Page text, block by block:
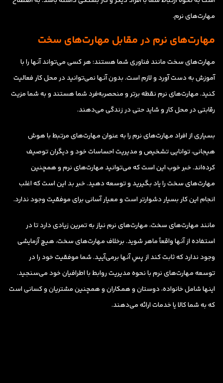
مهارت‌های نرم.
مهارت‌های نرم در مقابل مهارت‌های سخت
مهارت‌های سخت مانند فناوری شما هستند: هر کسی می‌تواند آنها را با
آموزش به دست آورد و لازم است. بدون آنها نمی‌توانید در محل کار فعالیت
کنید. مهارت‌های نرم نقطه برتر و منحصر‌به‌فرد شما هستند و به شما مزیت
رقابتی در محل کار و شاید حتی در زندگی می‌دهند.
بسیاری از افراد مهارت‌های نرم را به عنوان مهارت‌های مرتبط با هوش
هیجانی، توانایی تشخیص و مدیریت احساسات خود و دیگران توصیف
کرده‌اند. خبر خوب این است که می‌توانید مهارت‌های نرم و همچنین
مهارت‌های سخت را یاد بگیرید و توسعه دهید. خبر بد این است که اغلب
انجام این کار بسیار دشوارتر است و معیار آسانی برای موفقیت وجود ندارد.
مانند مهارت‌های سخت، مهارت‌های نرم نیاز به تمرین زیادی دارد تا در
استفاده از آنها واقعاً ماهر شوید. برخلاف مهارت‌های سخت، هیچ آزمایشی
وجود ندارد که ثابت کند از پسِ آنها برمی‌آیید. شما موفقیت خود را در
توسعه مهارت‌های نرم با نحوه مدیریت روابط با اطرافیان خود می‌سنجید.
اینها شامل خانواده، دوستان و همکاران و همچنین مشتریان و کسانی است
که به شما کالا یا خدمات ارائه می‌دهند.